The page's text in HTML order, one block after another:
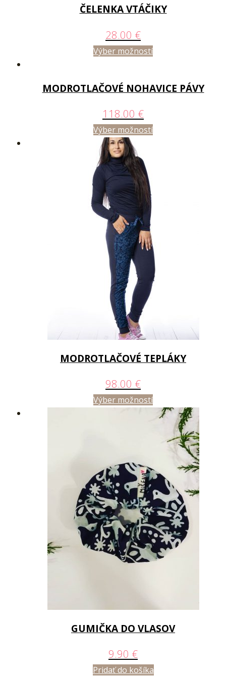
ČELENKA VTÁČIKY
28.00 €
Výber možností
MODROTLAČOVÉ NOHAVICE PÁVY
118.00 €
Výber možností
MODROTLAČOVÉ TEPLÁKY
98.00 €
Výber možností
GUMIČKA DO VLASOV
9.90 €
Pridať do košíka